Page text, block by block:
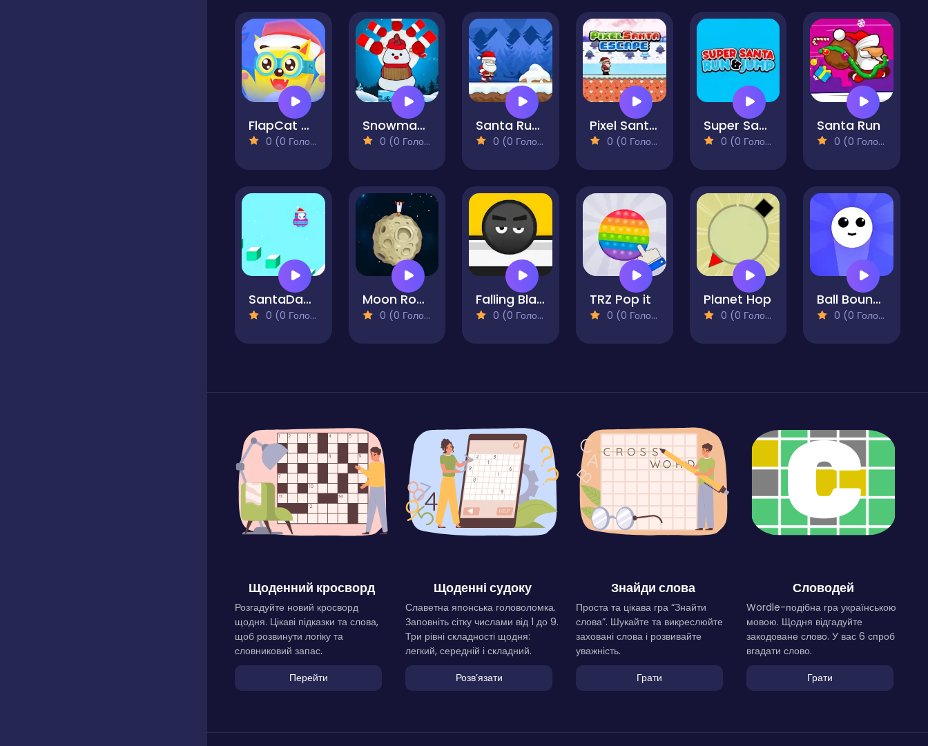
FlapCat Christmas
0 (0 Голосів)
Snowman Jump
0 (0 Голосів)
Santa Run & Jump
0 (0 Голосів)
Pixel Santa Escape
0 (0 Голосів)
Super Santa Run & Jump
0 (0 Голосів)
Santa Run
0 (0 Голосів)
SantaDays Christmas
0 (0 Голосів)
Moon Rocket
0 (0 Голосів)
Falling Black Ball
0 (0 Голосів)
TRZ Pop it
0 (0 Голосів)
Planet Hop
0 (0 Голосів)
Ball Bounce
0 (0 Голосів)
Щоденний кросворд
Розгадуйте новий кросворд
щодня. Цікаві підказки та слова,
щоб розвинути логіку та
словниковий запас.
Перейти
Щоденні судоку
Славетна японська головоломка.
Заповніть сітку числами від 1 до 9.
Три рівні складності щодня:
легкий, середній і складний.
Розвʼязати
Знайди слова
Проста та цікава гра “Знайти
слова”. Шукайте та викреслюйте
заховані слова і розвивайте
уважність.
Грати
Словодей
Wordle-подібна гра українською
мовою. Щодня відгадуйте
закодоване слово. У вас 6 спроб
вгадати слово.
Грати